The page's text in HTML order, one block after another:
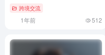
跨境交流
1年前 512